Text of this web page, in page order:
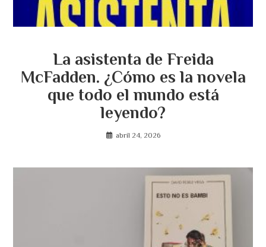
La asistenta de Freida
McFadden. ¿Cómo es la novela
que todo el mundo está
leyendo?
abril 24, 2026